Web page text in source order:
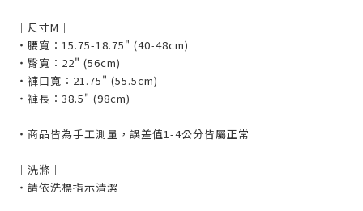
｜尺寸M｜
・腰寬：15.75-18.75" (40-48cm)
・臀寬：22" (56cm)
・褲口寬：21.75" (55.5cm)
・褲長：38.5" (98cm)
・商品皆為手工測量，誤差值1-4公分皆屬正常
｜洗滌｜
・請依洗標指示清潔